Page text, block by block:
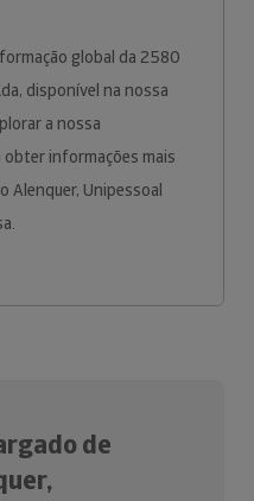
global da 2580
disponível na nossa
a nossa
informações mais
Alenquer, Unipessoal
de